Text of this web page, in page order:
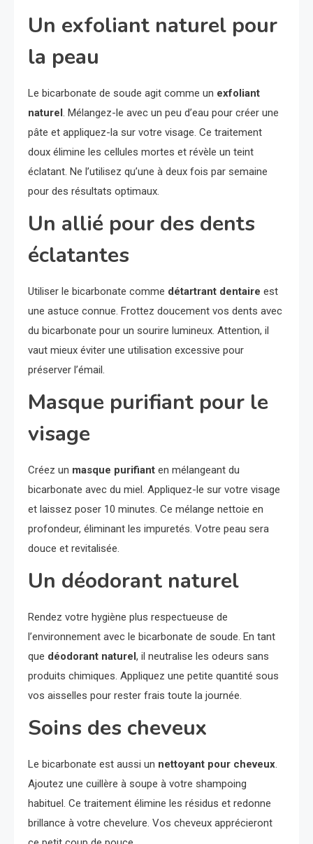
Un exfoliant naturel pour
la peau
Le bicarbonate de soude agit comme un exfoliant
naturel. Mélangez-le avec un peu d’eau pour créer une
pâte et appliquez-la sur votre visage. Ce traitement
doux élimine les cellules mortes et révèle un teint
éclatant. Ne l’utilisez qu’une à deux fois par semaine
pour des résultats optimaux.
Un allié pour des dents
éclatantes
Utiliser le bicarbonate comme détartrant dentaire est
une astuce connue. Frottez doucement vos dents avec
du bicarbonate pour un sourire lumineux. Attention, il
vaut mieux éviter une utilisation excessive pour
préserver l’émail.
Masque purifiant pour le
visage
Créez un masque purifiant en mélangeant du
bicarbonate avec du miel. Appliquez-le sur votre visage
et laissez poser 10 minutes. Ce mélange nettoie en
profondeur, éliminant les impuretés. Votre peau sera
douce et revitalisée.
Un déodorant naturel
Rendez votre hygiène plus respectueuse de
l’environnement avec le bicarbonate de soude. En tant
que déodorant naturel, il neutralise les odeurs sans
produits chimiques. Appliquez une petite quantité sous
vos aisselles pour rester frais toute la journée.
Soins des cheveux
Le bicarbonate est aussi un nettoyant pour cheveux.
Ajoutez une cuillère à soupe à votre shampoing
habituel. Ce traitement élimine les résidus et redonne
brillance à votre chevelure. Vos cheveux apprécieront